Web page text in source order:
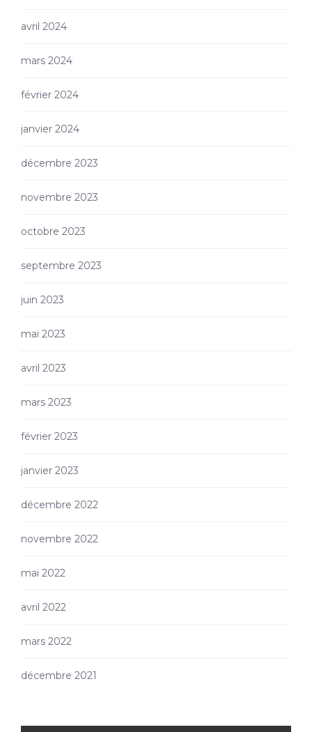
avril 2024
mars 2024
février 2024
janvier 2024
décembre 2023
novembre 2023
octobre 2023
septembre 2023
juin 2023
mai 2023
avril 2023
mars 2023
février 2023
janvier 2023
décembre 2022
novembre 2022
mai 2022
avril 2022
mars 2022
décembre 2021